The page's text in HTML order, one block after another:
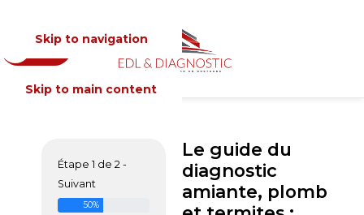
Skip to navigation
Skip to main content
MENU
Étape 1 de 2 -
Suivant
50%
Le guide du
diagnostic
amiante, plomb